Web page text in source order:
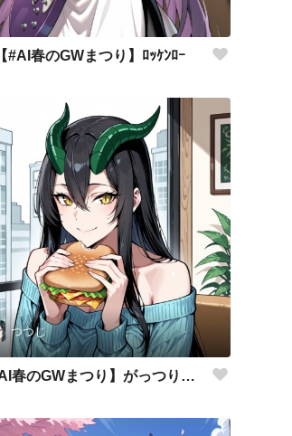
【#AI春のGWまつり】ﾛｯｹﾝﾛｰ
つつじ
【#AI春のGWまつり】がっつりサンド